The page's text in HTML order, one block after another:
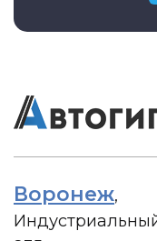
Воронеж,